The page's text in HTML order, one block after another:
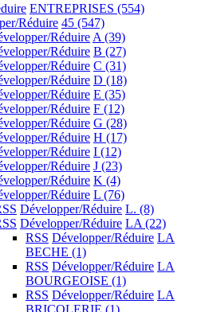
ENTREPRISES (554)
Réduire 45 (547)
Réduire A (39)
Réduire B (27)
Réduire C (31)
Réduire D (18)
Réduire E (35)
Réduire F (12)
Réduire G (28)
Réduire H (17)
Réduire I (12)
Réduire J (23)
Réduire K (4)
Réduire L (76)
Développer/Réduire L. (8)
Développer/Réduire LA (22)
RSS Développer/Réduire LA
BECHE (1)
RSS Développer/Réduire LA
BOURGEOISE (1)
RSS Développer/Réduire LA
BRICOLERIE (1)